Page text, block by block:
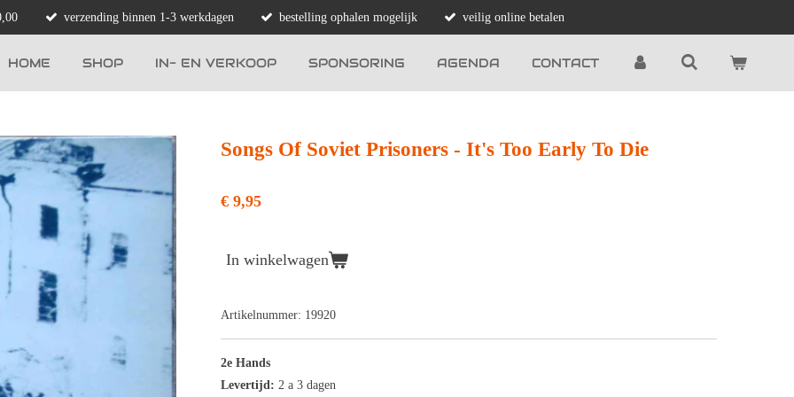
verzending binnen 1-3 werkdagen bestelling ophalen mogelijk veilig online betalen
HOME SHOP IN- EN VERKOOP SPONSORING AGENDA CONTACT
Songs Of Soviet Prisoners - It's Too Early To Die
€ 9,95
In winkelwagen
Artikelnummer: 19920
2e Hands
Levertijd: 2 a 3 dagen